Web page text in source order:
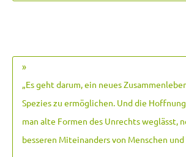
»
„Es geht darum, ein neues
Spezies zu ermöglichen. Und die
man alte Formen des Unrechts weglässt,
besseren Miteinanders von Menschen